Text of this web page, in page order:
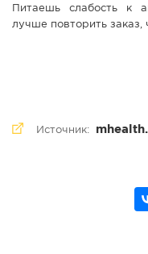
Питаешь слабость к
лучше повторить заказ,
Источник: